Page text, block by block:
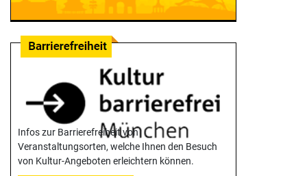
Infos zur Barrierefreiheit von
Veranstaltungsorten, welche Ihnen den Besuch
von Kultur-Angeboten erleichtern können.